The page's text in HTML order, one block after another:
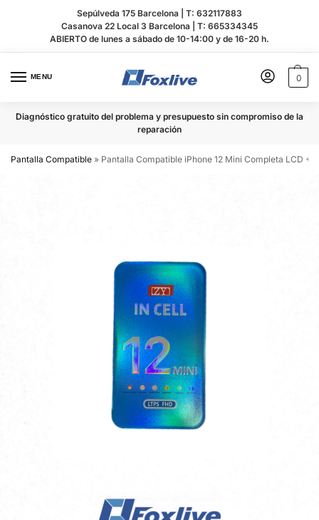
Sepúlveda 175 Barcelona | T: 632117883
Casanova 22 Local 3 Barcelona | T: 665334345
ABIERTO de lunes a sábado de 10-14:00 y de 16-20 h.
MENU 0
Diagnóstico gratuito del problema y presupuesto sin compromiso de la
reparación
Pantalla Compatible » Pantalla Compatible iPhone 12 Mini Completa LCD +